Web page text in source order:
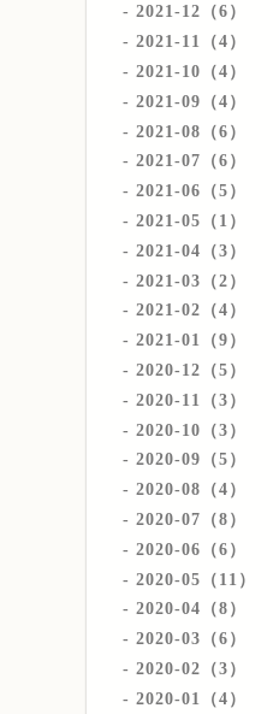
2021-12（6）
2021-11（4）
2021-10（4）
2021-09（4）
2021-08（6）
2021-07（6）
2021-06（5）
2021-05（1）
2021-04（3）
2021-03（2）
2021-02（4）
2021-01（9）
2020-12（5）
2020-11（3）
2020-10（3）
2020-09（5）
2020-08（4）
2020-07（8）
2020-06（6）
2020-05（11）
2020-04（8）
2020-03（6）
2020-02（3）
2020-01（4）